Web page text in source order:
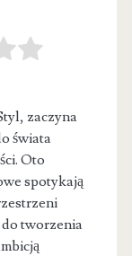
zaczyna
świata
Oto
spotykają
do tworzenia